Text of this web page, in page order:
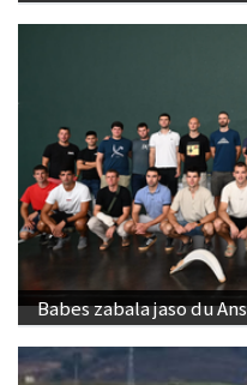
Babes zabala jaso du